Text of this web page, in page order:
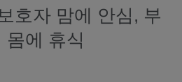
호자 맘에 안심, 부
몸에 휴식